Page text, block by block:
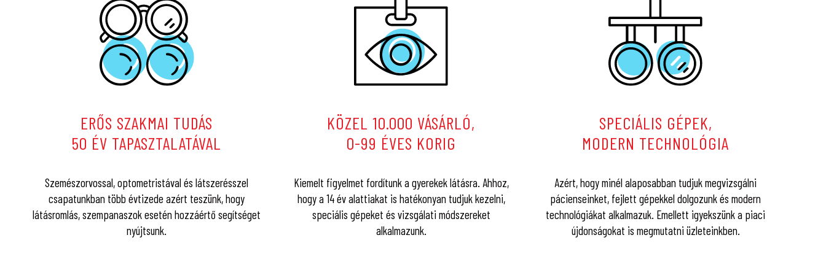
ERŐS SZAKMAI TUDÁS
50 ÉV TAPASZTALATÁVAL
Szemészorvossal, optometristával és látszerésszel
csapatunkban több évtizede azért teszünk, hogy
látásromlás, szempanaszok esetén hozzáértő segítséget
nyújtsunk.
KÖZEL 10.000 VÁSÁRLÓ,
0-99 ÉVES KORIG
Kiemelt figyelmet fordítunk a gyerekek látásra. Ahhoz,
hogy a 14 év alattiakat is hatékonyan tudjuk kezelni,
speciális gépeket és vizsgálati módszereket
alkalmazunk.
SPECIÁLIS GÉPEK,
MODERN TECHNOLÓGIA
Azért, hogy minél alaposabban tudjuk megvizsgálni
pácienseinket, fejlett gépekkel dolgozunk és modern
technológiákat alkalmazuk. Emellett igyekszünk a piaci
újdonságokat is megmutatni üzleteinkben.